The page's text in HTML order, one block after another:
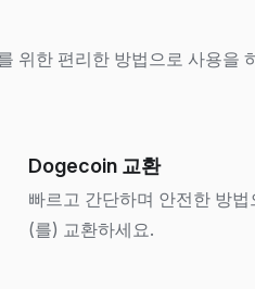
한 편리한 방법으로 사용을
Dogecoin 교환
빠르고 간단하며 안전한 방
(를) 교환하세요.